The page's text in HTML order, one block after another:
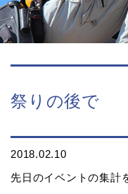
祭りの後で
2018.02.10
先日のイベントの集計